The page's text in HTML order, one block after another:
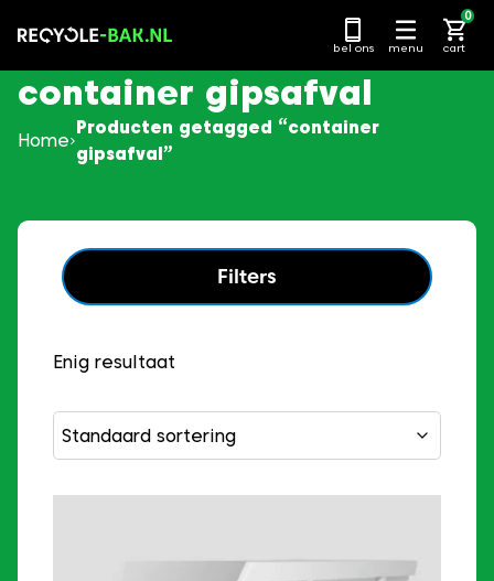
naar
bel ons menu cart
0
container gipsafval
Home
Producten getagged “container
gipsafval”
Filters
Enig resultaat